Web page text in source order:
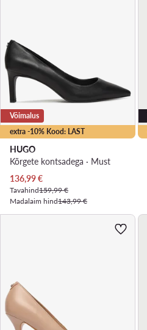
extra -10% Kood: LAST
Võimalus
HUGO
Kõrgete kontsadega · Must
Praegune hind
136,99€
Tavahind159,99 €
Madalaim hind143,99 €